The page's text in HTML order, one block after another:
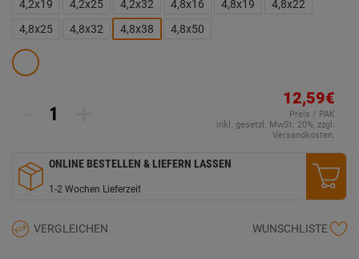
4,2x19
4,2x25 4,2x32 4,8x16 4,8x19
4,8x22
4,8x25
4,8x32 4,8x38 4,8x50
12,59€
Preis / PAK
inkl. gesetzl. MwSt. 20%, zzgl.
Versandkosten.
ONLINE BESTELLEN & LIEFERN LASSEN
1-2 Wochen Lieferzeit
VERGLEICHEN WUNSCHLISTE